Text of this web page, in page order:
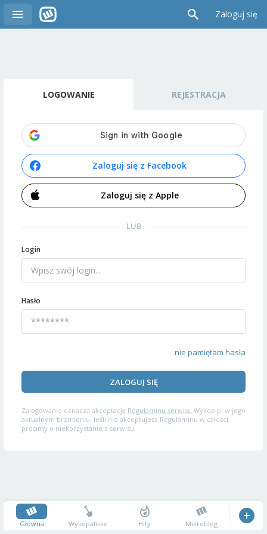
Zaloguj się
LOGOWANIE REJESTRACJA
Zaloguj się z Facebook
Zaloguj się z Apple
LUB
Login
Hasło
nie pamiętam hasła
ZALOGUJ SIĘ
Zalogowanie oznacza akceptację Regulaminu serwisu Wykop.pl w jego
aktualnym brzmieniu. Jeśli nie akceptujesz Regulaminu w całości,
prosimy o niekorzystanie z serwisu.
Główna Wykopalisko Hity Mikroblog